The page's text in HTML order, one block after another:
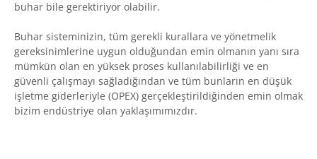
buhar bile gerektiriyor olabilir.
Buhar sisteminizin, tüm gerekli kurallara ve yönetmelik
gereksinimlerine uygun olduğundan emin olmanın yanı sıra
mümkün olan en yüksek proses kullanılabilirliği ve en
güvenli çalışmayı sağladığından ve tüm bunların en düşük
işletme giderleriyle (OPEX) gerçekleştirildiğinden emin olmak
bizim endüstriye olan yaklaşımımızdır.